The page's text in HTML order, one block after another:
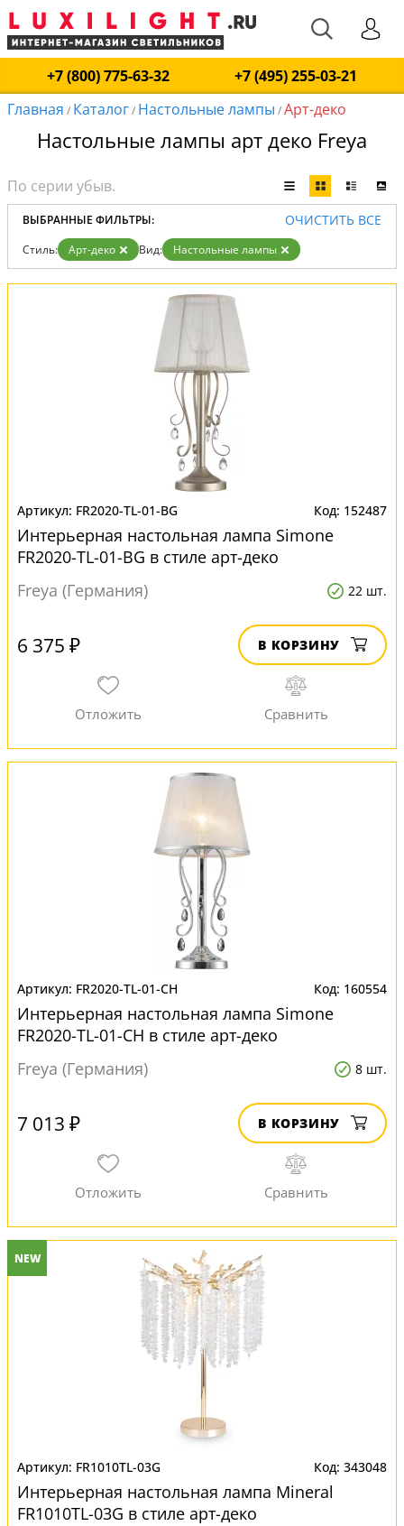
+7 (800) 775-63-32
+7 (495) 255-03-21
Главная / Каталог/ Настольные лампы /Арт-деко
Настольные лампы арт деко Freya
ВЫБРАННЫЕ ФИЛЬТРЫ: ОЧИСТИТЬ ВСЕ
Стиль: Арт-деко Вид: Настольные лампы
FR2020-TL-01-BG 152487
Интерьерная настольная лампа Simone
FR2020-TL-01-BG в стиле арт-деко
Freya (Германия)
22 шт.
6 375 ₽ В КОРЗИНУ
FR2020-TL-01-CH 160554
Интерьерная настольная лампа Simone
FR2020-TL-01-CH в стиле арт-деко
Freya (Германия)
8 шт.
7 013 ₽ В КОРЗИНУ
NEW
FR1010TL-03G 343048
Интерьерная настольная лампа Mineral
FR1010TL-03G в стиле арт-деко